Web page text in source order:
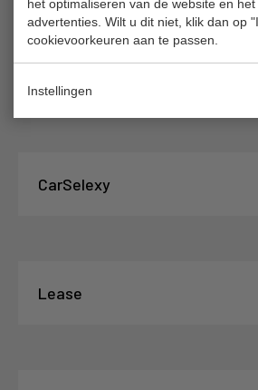
het optimaliseren van de website en
advertenties. Wilt u dit niet, klik dan op
cookievoorkeuren aan te passen.
Instellingen
CarSelexy
Lease